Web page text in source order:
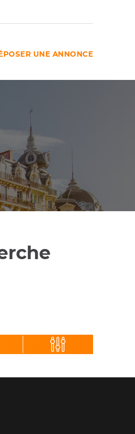
UNE ANNONCE